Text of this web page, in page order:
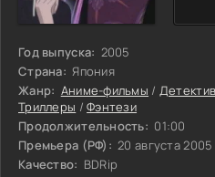
Год выпуска: 2005
Страна: Япония
Жанр: Аниме-фильмы /
Триллеры /Фэнтези
Продолжительность: 01:00
Премьера (РФ): 20 августа 2005
Качество: BDRip